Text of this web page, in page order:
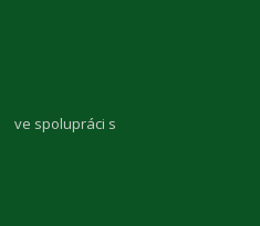
ve spolupráci s